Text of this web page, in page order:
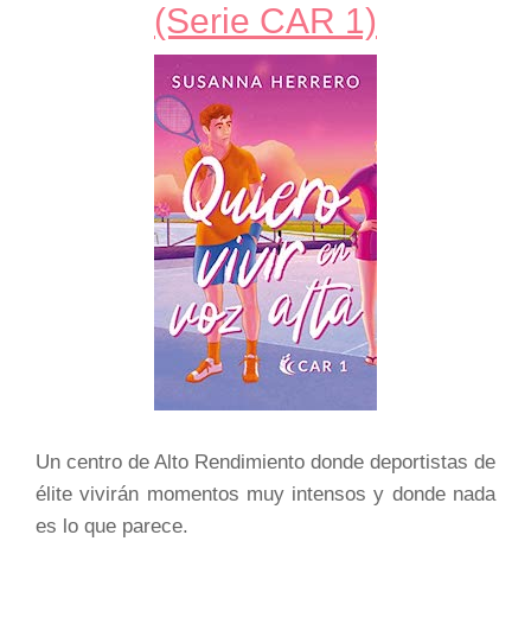
(Serie CAR 1)
Un centro de Alto Rendimiento donde deportistas de
élite vivirán momentos muy intensos y donde nada
es lo que parece.